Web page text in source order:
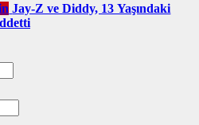
Jay-Z ve Diddy, 13 Yaşındaki